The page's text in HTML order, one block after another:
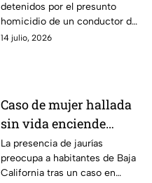
conductor de
plataforma en
Mexicali; intentaron
detenidos por el presunto
homicidio de un conductor de
plataforma digital en Mexicali,
14 julio, 2026
Caso de mujer hallada
sin vida enciende
alertas por presuntos
ataques de perros en
La presencia de jaurías
preocupa a habitantes de Baja
California tras un caso en